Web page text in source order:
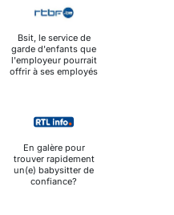
Bsit, le service de
garde d'enfants que
l'employeur pourrait
offrir à ses employés
En galère pour
trouver rapidement
un(e) babysitter de
confiance?